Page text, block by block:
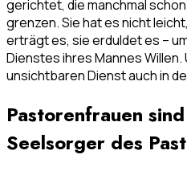
gerichtet, die manchmal
grenzen. Sie hat es nicht
erträgt es, sie erduldet es –
Dienstes ihres Mannes Willen.
unsichtbaren Dienst auch in
Pastorenfrauen
Seelsorger des